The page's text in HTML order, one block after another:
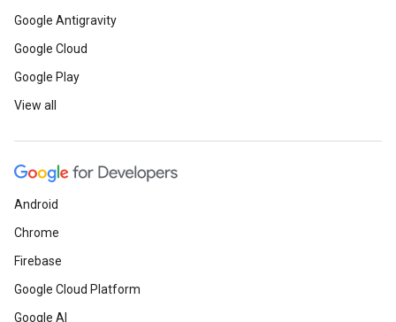
Google Antigravity
Google Cloud
Google Play
View all
Android
Chrome
Firebase
Google Cloud Platform
Google AI